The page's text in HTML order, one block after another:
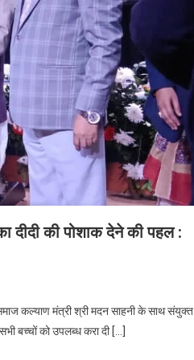
दीदी की पोशाक देने की पहल :
कल्याण मंत्री श्री मदन साहनी के साथ संयुक्त
बच्चों को उपलब्ध करा दी […]